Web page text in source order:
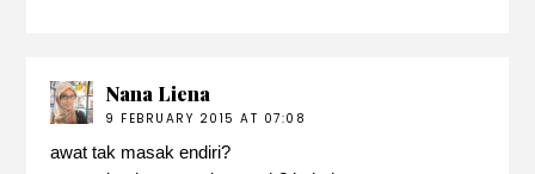
Nana Liena
9 FEBRUARY 2015 AT 07:08
awat tak masak endiri?